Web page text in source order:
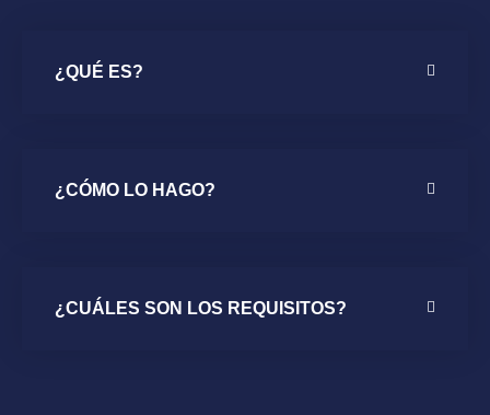
¿QUÉ ES?
¿CÓMO LO HAGO?
¿CUÁLES SON LOS REQUISITOS?